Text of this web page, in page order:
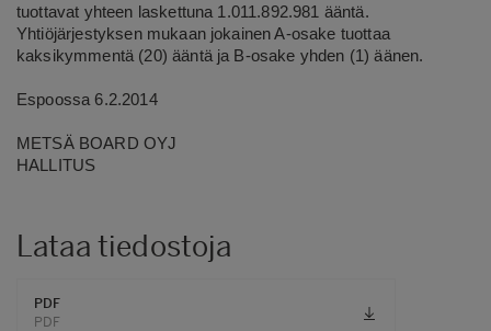
tuottavat yhteen laskettuna 1.011.892.981 ääntä.
Yhtiöjärjestyksen mukaan jokainen A-osake tuottaa
kaksikymmentä (20) ääntä ja B-osake yhden (1) äänen.
Espoossa 6.2.2014
METSÄ BOARD OYJ
HALLITUS
Lataa tiedostoja
PDF
PDF